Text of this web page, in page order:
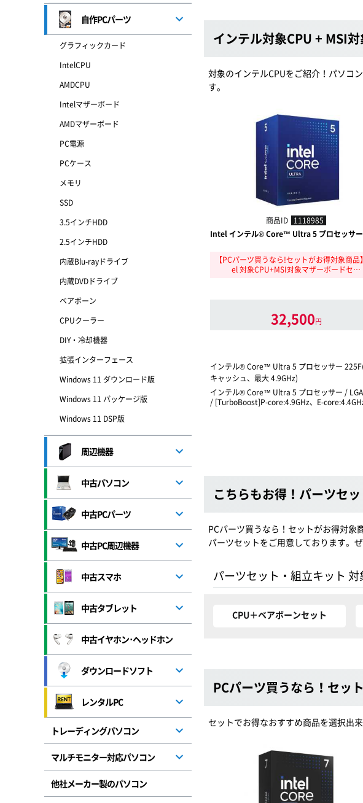
インテル対象CPU + MSI
対象のインテルCPUをご紹介！パソコ
す。
商品ID 1118985
Intel インテル® Core™ Ultra 5 プロセッサ
【PCパーツ買うなら!セットがお得対象商
el 対象CPU+MSI対象マザーボードセ…
32,500円
インテル® Core™ Ultra 5 プロセッサー
キャッシュ、最大 4.9GHz)
インテル® Core™ Ultra 5 プロセッサー /
/ [TurboBoost]P-core:4.9GHz、E-
こちらもお得！パーツセ
PCパーツ買うなら！セットがお得対象
パーツセットをご用意しております。
パーツセット・組立キット
CPU＋ベアボーンセット
PCパーツ買うなら！セッ
セットでお得なおすすめ商品を選択出
自作PCパーツ
グラフィックカード
IntelCPU
AMDCPU
Intelマザーボード
AMDマザーボード
PC電源
PCケース
メモリ
SSD
3.5インチHDD
2.5インチHDD
内蔵Blu-rayドライブ
内蔵DVDドライブ
ベアボーン
CPUクーラー
DIY・冷却機器
拡張インターフェース
Windows 11 ダウンロード版
Windows 11 パッケージ版
Windows 11 DSP版
周辺機器
中古パソコン
中古PCパーツ
中古PC周辺機器
中古スマホ
中古タブレット
中古イヤホン･ヘッドホン
ダウンロードソフト
レンタルPC
トレーディングパソコン
マルチモニター対応パソコン
他社メーカー製のパソコン